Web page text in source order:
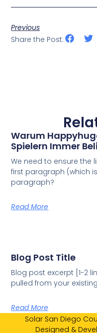
Previous
Share the Post:
Warum
Spielern Immer
We need to ensure the
first paragraph (which
paragraph?
Read More
Blog Post Title
Blog post excerpt [1-2
pulled from your
Read More
Solar San Diego
Designed &